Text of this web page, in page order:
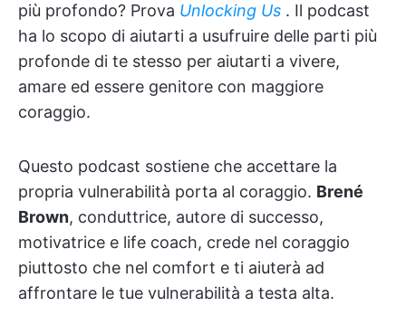
più profondo? Prova Unlocking Us . Il podcast
ha lo scopo di aiutarti a usufruire delle parti più
profonde di te stesso per aiutarti a vivere,
amare ed essere genitore con maggiore
coraggio.
Questo podcast sostiene che accettare la
propria vulnerabilità porta al coraggio. Brené
Brown, conduttrice, autore di successo,
motivatrice e life coach, crede nel coraggio
piuttosto che nel comfort e ti aiuterà ad
affrontare le tue vulnerabilità a testa alta.